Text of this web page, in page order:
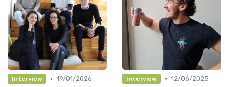
Interview • 19/01/2026
Interview • 12/06/2025